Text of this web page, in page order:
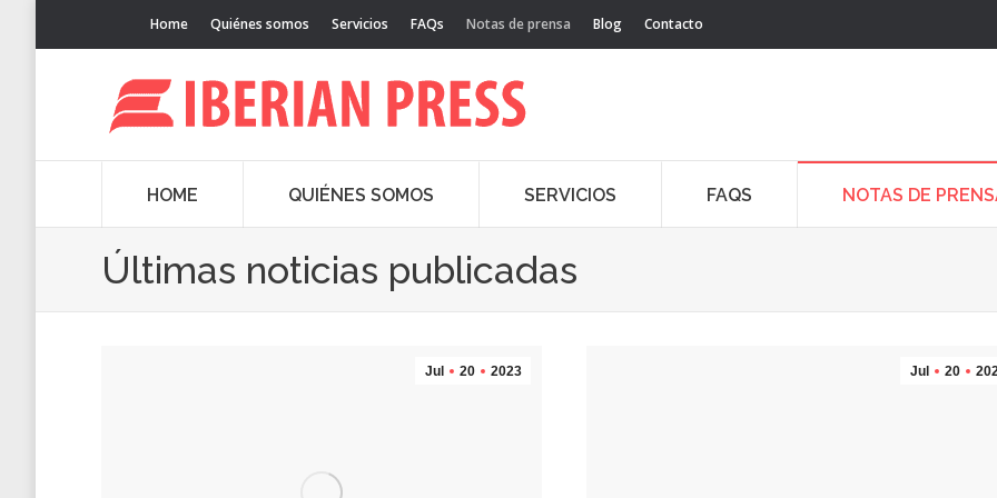
Home Quiénes somos Servicios FAQs Notas de prensa Blog Contacto
HOME QUIÉNES SOMOS SERVICIOS FAQS NOTAS DE
Últimas noticias publicadas
Jul 20 2023 Jul 20